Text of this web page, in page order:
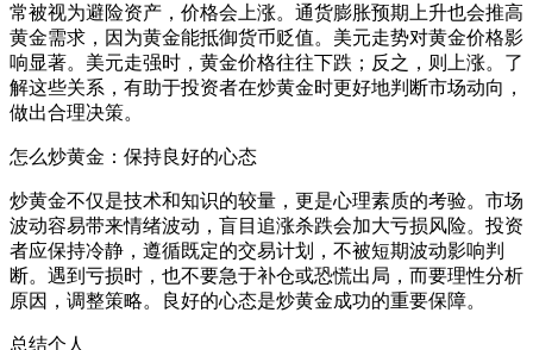
常被视为避险资产，价格会上涨。通货膨胀预期上升也会推高
黄金需求，因为黄金能抵御货币贬值。美元走势对黄金价格影
响显著。美元走强时，黄金价格往往下跌；反之，则上涨。了
解这些关系，有助于投资者在炒黄金时更好地判断市场动向，
做出合理决策。
怎么炒黄金：保持良好的心态
炒黄金不仅是技术和知识的较量，更是心理素质的考验。市场
波动容易带来情绪波动，盲目追涨杀跌会加大亏损风险。投资
者应保持冷静，遵循既定的交易计划，不被短期波动影响判
断。遇到亏损时，也不要急于补仓或恐慌出局，而要理性分析
原因，调整策略。良好的心态是炒黄金成功的重要保障。
总结个人